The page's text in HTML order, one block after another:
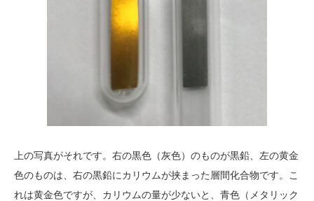
上の写真がそれです。右の黒色（灰色）のものが黒鉛、左の黄金
色のものは、右の黒鉛にカリウムが挟まった層間化合物です。こ
れは黄金色ですが、カリウムの量が少ないと、青色（メタリック